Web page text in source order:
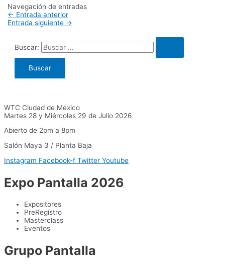
Navegación de entradas
← Entrada anterior
Entrada siguiente →
Buscar:
WTC Ciudad de México
Martes 28 y Miércoles 29 de Julio 2026
Abierto de 2pm a 8pm
Salón Maya 3 / Planta Baja
Instagram Facebook-f Twitter Youtube
Expo Pantalla 2026
Expositores
PreRegístro
Masterclass
Eventos
Grupo Pantalla